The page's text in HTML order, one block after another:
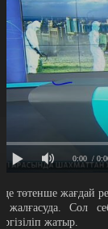
0:00 /
төтенше жағдай
жалғасуда. Сол
жатыр.